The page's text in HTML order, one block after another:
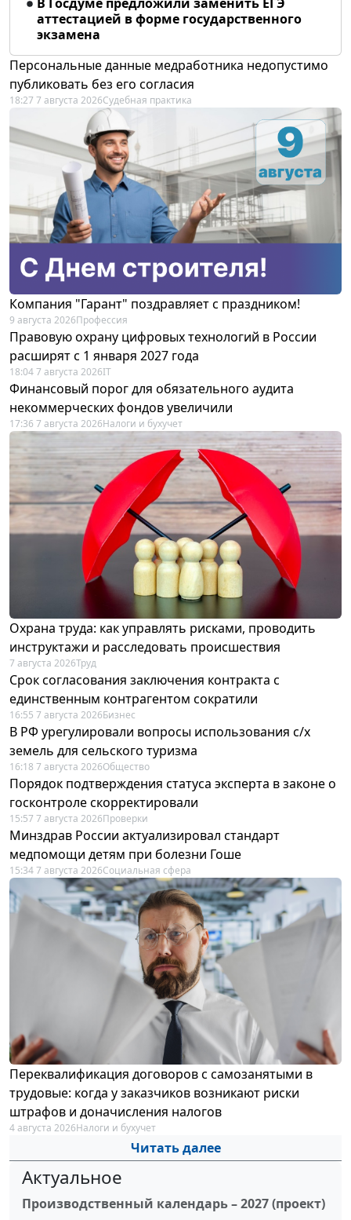
аттестацией в форме государственного
экзамена
Персональные данные медработника недопустимо
публиковать без его согласия
18:27 7 августа 2026Судебная практика
Компания "Гарант" поздравляет с праздником!
9 августа 2026Профессия
Правовую охрану цифровых технологий в России
расширят с 1 января 2027 года
18:04 7 августа 2026IT
Финансовый порог для обязательного аудита
некоммерческих фондов увеличили
17:36 7 августа 2026Налоги и бухучет
Охрана труда: как управлять рисками, проводить
инструктажи и расследовать происшествия
7 августа 2026Труд
Срок согласования заключения контракта с
единственным контрагентом сократили
16:55 7 августа 2026Бизнес
В РФ урегулировали вопросы использования с/х
земель для сельского туризма
16:18 7 августа 2026Общество
Порядок подтверждения статуса эксперта в законе о
госконтроле скорректировали
15:57 7 августа 2026Проверки
Минздрав России актуализировал стандарт
медпомощи детям при болезни Гоше
15:34 7 августа 2026Социальная сфера
Переквалификация договоров с самозанятыми в
трудовые: когда у заказчиков возникают риски
штрафов и доначисления налогов
4 августа 2026Налоги и бухучет
Читать далее
Актуальное
Производственный календарь – 2027 (проект)